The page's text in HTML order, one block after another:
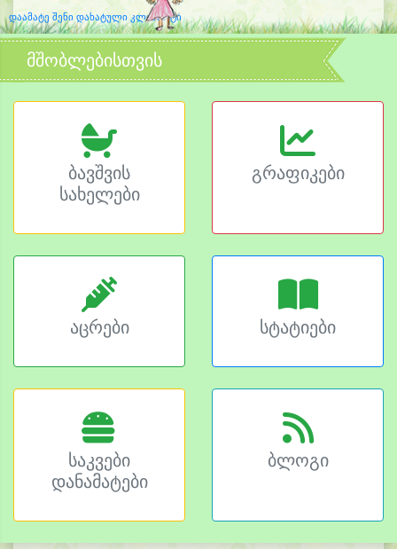
დაამატე შენი დახატული კლიპარტი
მშობლებისთვის
ბავშვის
სახელები
გრაფიკები
აცრები სტატიები
საკვები
დანამატები
ბლოგი